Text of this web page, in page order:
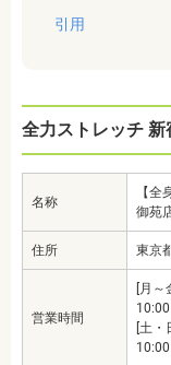
引用
全力ストレッチ
名称
【
御苑
住所 東京
営業時間
[月～
[土・